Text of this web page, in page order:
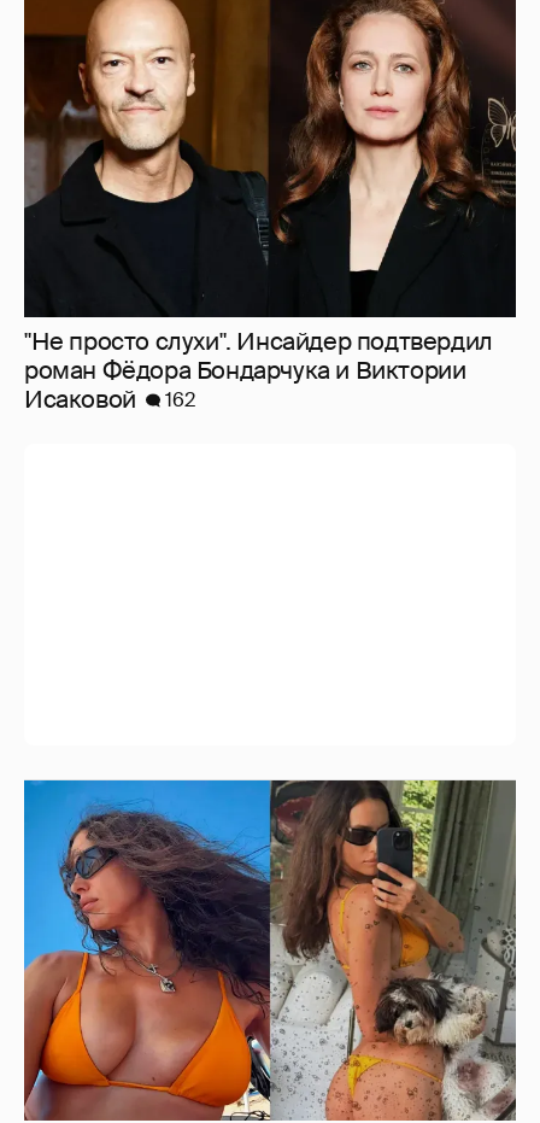
"Не просто слухи". Инсайдер подтвердил
роман Фёдора Бондарчука и Виктории
Исаковой
162
Ирина Шейк показала фигуру в бикини